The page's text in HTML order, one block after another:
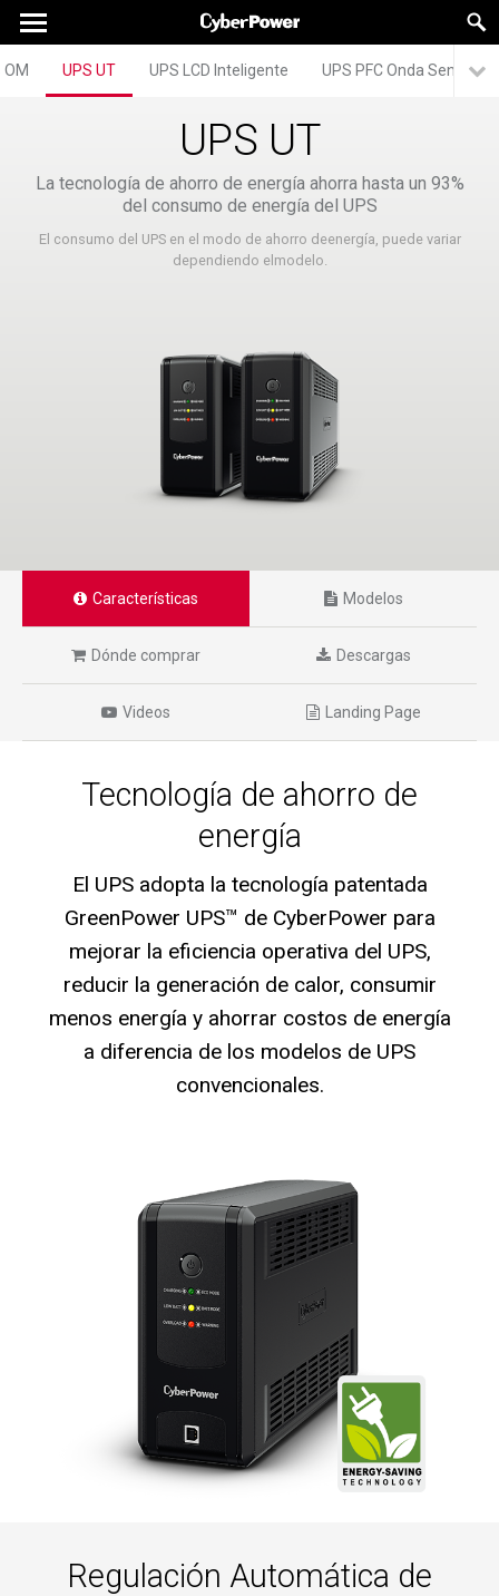
OM UPS UT UPS LCD Inteligente UPS PFC Onda Senoidal
UPS UT
La tecnología de ahorro de energía ahorra hasta un 93%
del consumo de energía del UPS
El consumo del UPS en el modo de ahorro deenergía, puede variar
dependiendo elmodelo.
Características Modelos
Dónde comprar Descargas
Videos Landing Page
Tecnología de ahorro de
energía
El UPS adopta la tecnología patentada
GreenPower UPS™ de CyberPower para
mejorar la eficiencia operativa del UPS,
reducir la generación de calor, consumir
menos energía y ahorrar costos de energía
a diferencia de los modelos de UPS
convencionales.
Regulación Automática de